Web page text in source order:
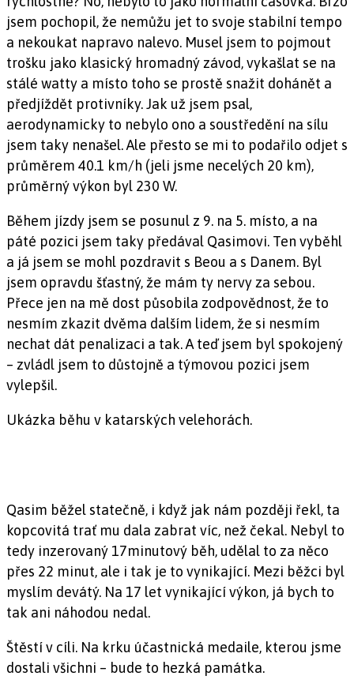
jsem pochopil, že nemůžu jet to svoje stabilní tempo
a nekoukat napravo nalevo. Musel jsem to pojmout
trošku jako klasický hromadný závod, vykašlat se na
stálé watty a místo toho se prostě snažit dohánět a
předjíždět protivníky. Jak už jsem psal,
aerodynamicky to nebylo ono a soustředění na sílu
jsem taky nenašel. Ale přesto se mi to podařilo odjet s
průměrem 40.1 km/h (jeli jsme necelých 20 km),
průměrný výkon byl 230 W.
Během jízdy jsem se posunul z 9. na 5. místo, a na
páté pozici jsem taky předával Qasimovi. Ten vyběhl
a já jsem se mohl pozdravit s Beou a s Danem. Byl
jsem opravdu šťastný, že mám ty nervy za sebou.
Přece jen na mě dost působila zodpovědnost, že to
nesmím zkazit dvěma dalším lidem, že si nesmím
nechat dát penalizaci a tak. A teď jsem byl spokojený
– zvládl jsem to důstojně a týmovou pozici jsem
vylepšil.
Ukázka běhu v katarských velehorách.
Qasim běžel statečně, i když jak nám později řekl, ta
kopcovitá trať mu dala zabrat víc, než čekal. Nebyl to
tedy inzerovaný 17minutový běh, udělal to za něco
přes 22 minut, ale i tak je to vynikající. Mezi běžci byl
myslím devátý. Na 17 let vynikající výkon, já bych to
tak ani náhodou nedal.
Štěstí v cíli. Na krku účastnická medaile, kterou jsme
dostali všichni – bude to hezká památka.